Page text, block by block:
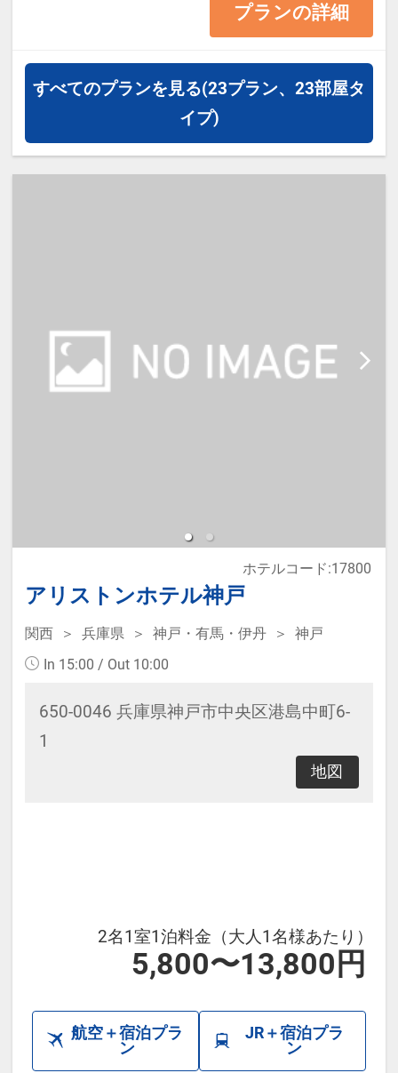
正ベッド幅120cm×2台
寝]について】
※添い寝幼児(0歳～6歳／未就学児)
の施設利用料：無料
※宿泊税が必要な場合は現地払いと
なります。
プランの詳細
すべてのプランを見る(23プラン、23部屋タ
イプ)
アリストンホテル神戸
ホテルコード:17800
関西 兵庫県 神戸・有馬・伊丹
神戸
In 15:00 / Out 10:00
650-0046 兵庫県神戸市中央区港島中町6-
1
地図
2名1室1泊料金（大人1名様あたり）
5,800〜13,800円
航空＋宿泊プラ
ン
JR＋宿泊プラ
ン